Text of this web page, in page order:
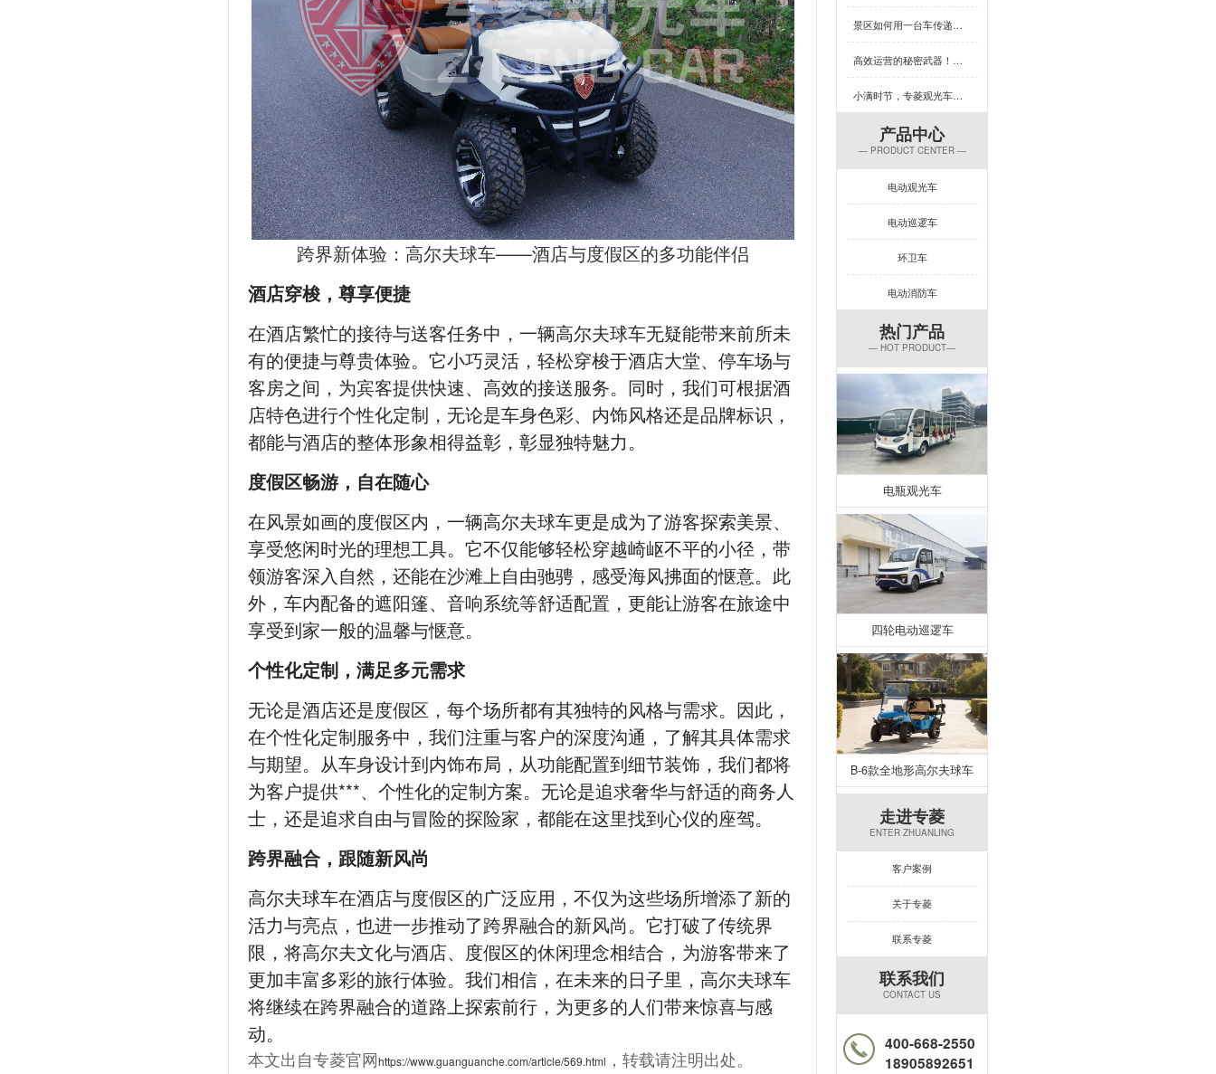
跨界新体验：高尔夫球车——酒店与度假区的多功能伴侣
酒店穿梭，尊享便捷
在酒店繁忙的接待与送客任务中，一辆高尔夫球车无疑能带来前所未
有的便捷与尊贵体验。它小巧灵活，轻松穿梭于酒店大堂、停车场与
客房之间，为宾客提供快速、高效的接送服务。同时，我们可根据酒
店特色进行个性化定制，无论是车身色彩、内饰风格还是品牌标识，
都能与酒店的整体形象相得益彰，彰显独特魅力。
度假区畅游，自在随心
在风景如画的度假区内，一辆高尔夫球车更是成为了游客探索美景、
享受悠闲时光的理想工具。它不仅能够轻松穿越崎岖不平的小径，带
领游客深入自然，还能在沙滩上自由驰骋，感受海风拂面的惬意。此
外，车内配备的遮阳篷、音响系统等舒适配置，更能让游客在旅途中
享受到家一般的温馨与惬意。
个性化定制，满足多元需求
无论是酒店还是度假区，每个场所都有其独特的风格与需求。因此，
在个性化定制服务中，我们注重与客户的深度沟通，了解其具体需求
与期望。从车身设计到内饰布局，从功能配置到细节装饰，我们都将
为客户提供***、个性化的定制方案。无论是追求奢华与舒适的商务人
士，还是追求自由与冒险的探险家，都能在这里找到心仪的座驾。
跨界融合，跟随新风尚
高尔夫球车在酒店与度假区的广泛应用，不仅为这些场所增添了新的
活力与亮点，也进一步推动了跨界融合的新风尚。它打破了传统界
限，将高尔夫文化与酒店、度假区的休闲理念相结合，为游客带来了
更加丰富多彩的旅行体验。我们相信，在未来的日子里，高尔夫球车
将继续在跨界融合的道路上探索前行，为更多的人们带来惊喜与感
动。
本文出自专菱官网https://www.guanguanche.com/article/569.html ，转载请注明出处。
景区如何用一台车传递人文关怀？答案藏在专菱观光车的钣金工艺里
高效运营的秘密武器！专菱电动景区观光车赋能景区服务升级
小满时节，专菱观光车钣金品质引领出行新体验
产品中心
— PRODUCT CENTER —
电动观光车
电动巡逻车
环卫车
电动消防车
热门产品
— HOT PRODUCT—
电瓶观光车
四轮电动巡逻车
B-6款全地形高尔夫球车
走进专菱
ENTER ZHUANLING
客户案例
关于专菱
联系专菱
联系我们
CONTACT US
400-668-2550
18905892651